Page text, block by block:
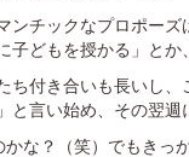
ンチックなプロポー
子どもを授かる」と
ち付き合いも長いし
と言い始め、その翌
な？（笑）でもきっ